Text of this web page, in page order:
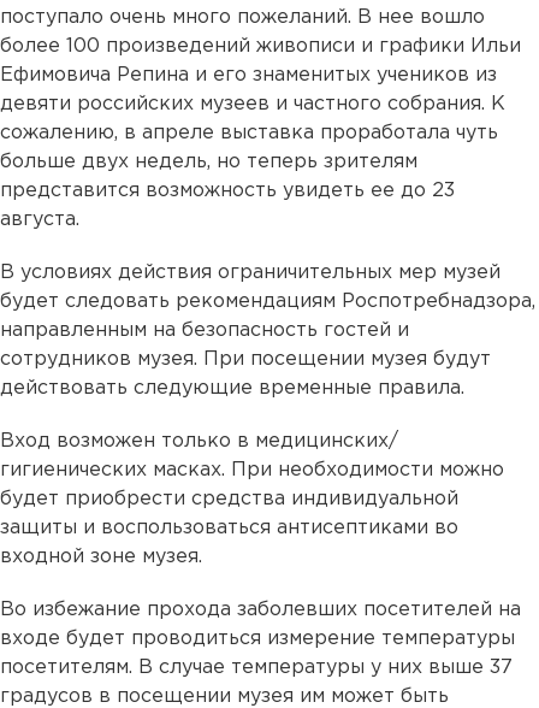
поступало очень много пожеланий. В нее вошло
более 100 произведений живописи и графики Ильи
Ефимовича Репина и его знаменитых учеников из
девяти российских музеев и частного собрания. К
сожалению, в апреле выставка проработала чуть
больше двух недель, но теперь зрителям
представится возможность увидеть ее до 23
августа.
В условиях действия ограничительных мер музей
будет следовать рекомендациям Роспотребнадзора,
направленным на безопасность гостей и
сотрудников музея. При посещении музея будут
действовать следующие временные правила.
Вход возможен только в медицинских/
гигиенических масках. При необходимости можно
будет приобрести средства индивидуальной
защиты и воспользоваться антисептиками во
входной зоне музея.
Во избежание прохода заболевших посетителей на
входе будет проводиться измерение температуры
посетителям. В случае температуры у них выше 37
градусов в посещении музея им может быть